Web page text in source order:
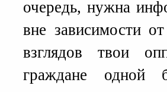
очередь, нужна
вне зависимости
взглядов твои
граждане одной